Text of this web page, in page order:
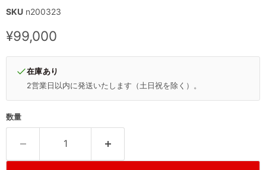
SKU n200323
現在の価格
¥99,000
在庫あり
2営業日以内に発送いたします（土日祝を除く）。
数量